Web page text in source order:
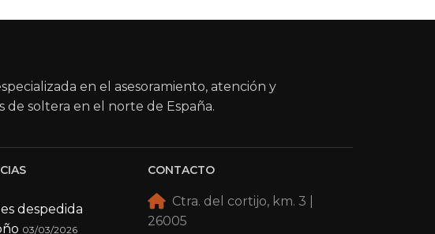
en el asesoramiento, atención y
soltera en el norte de España.
despedida
03/03/2026
CONTACTO
Ctra. del cortijo, km. 3 |
26005